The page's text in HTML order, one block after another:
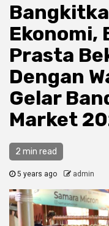
Ekonomi,
Prasta
Dengan
Gelar
Market
2 min read
5 years ago admin